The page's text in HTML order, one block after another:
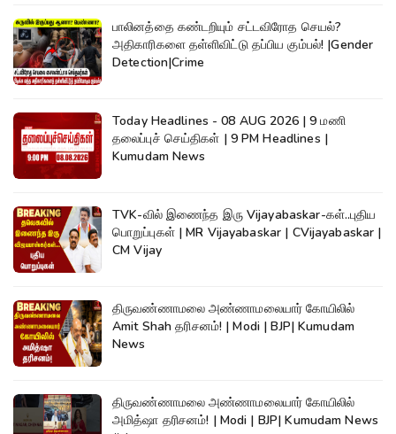
பாலினத்தை கண்டறியும் சட்டவிரோத செயல்?
அதிகாரிகளை தள்ளிவிட்டு தப்பிய கும்பல்! |Gender
Detection|Crime
Today Headlines - 08 AUG 2026 | 9 மணி
தலைப்புச் செய்திகள் | 9 PM Headlines |
Kumudam News
TVK-வில் இணைந்த இரு Vijayabaskar-கள்..புதிய
பொறுப்புகள் | MR Vijayabaskar | CVijayabaskar |
CM Vijay
திருவண்ணாமலை அண்ணாமலையார் கோயிலில்
Amit Shah தரிசனம்! | Modi | BJP| Kumudam
News
திருவண்ணாமலை அண்ணாமலையார் கோயிலில்
அமித்ஷா தரிசனம்! | Modi | BJP| Kumudam News